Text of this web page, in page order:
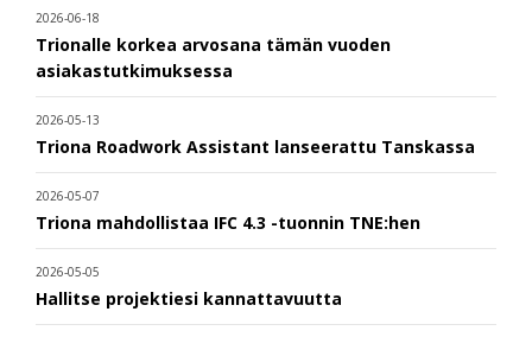
2026-06-18
Trionalle korkea arvosana tämän vuoden
asiakastutkimuksessa
2026-05-13
Triona Roadwork Assistant lanseerattu Tanskassa
2026-05-07
Triona mahdollistaa IFC 4.3 -tuonnin TNE:hen
2026-05-05
Hallitse projektiesi kannattavuutta